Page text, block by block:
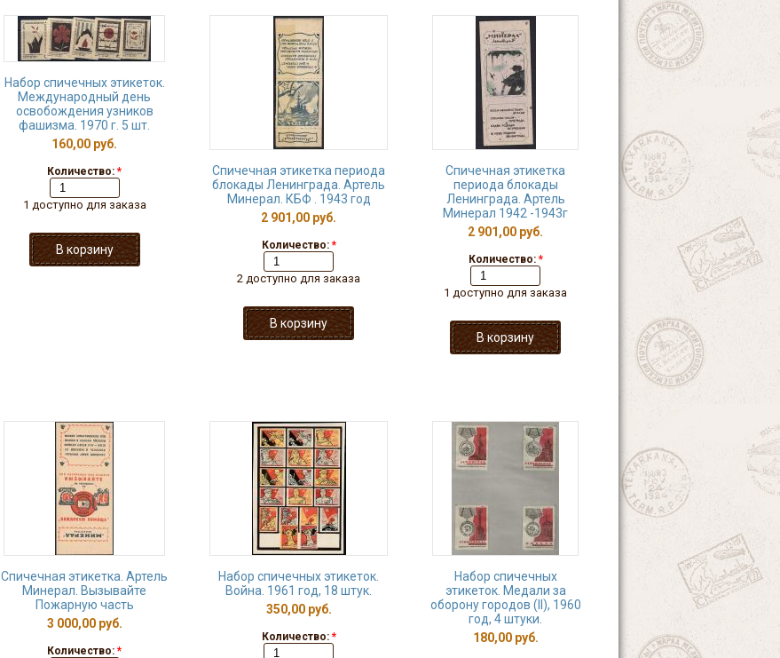
Набор спичечных этикеток.
Международный день
освобождения узников
фашизма. 1970 г. 5 шт.
160,00 руб.
Количество: *
1 доступно для заказа
Спичечная этикетка периода
блокады Ленинграда. Артель
Минерал. КБФ . 1943 год
2 901,00 руб.
Количество: *
2 доступно для заказа
Спичечная этикетка
периода блокады
Ленинграда. Артель
Минерал 1942 -1943г
2 901,00 руб.
Количество: *
1 доступно для заказа
Спичечная этикетка. Артель
Минерал. Вызывайте
Пожарную часть
3 000,00 руб.
Количество: *
Набор спичечных этикеток.
Война. 1961 год, 18 штук.
350,00 руб.
Количество: *
Набор спичечных
этикеток. Медали за
оборону городов (II), 1960
год, 4 штуки.
180,00 руб.